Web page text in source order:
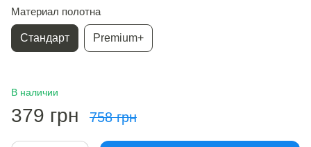
Материал полотна
Стандарт Premium+
В наличии
379 грн 758 грн